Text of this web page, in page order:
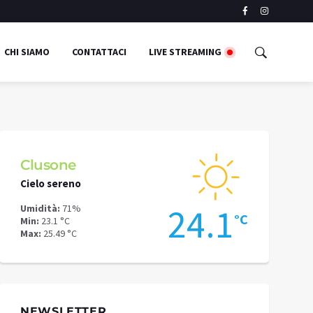
CHI SIAMO CONTATTACI LIVE STREAMING
Schilpario
Cielo sereno
Umidità: 59%
Min: 18.37 °C
Max: 22.33 °C 19.9 °C